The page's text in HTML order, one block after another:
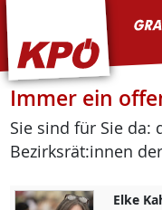
Immer ein
Sie sind für Sie da:
Bezirksrät:innen
Elke